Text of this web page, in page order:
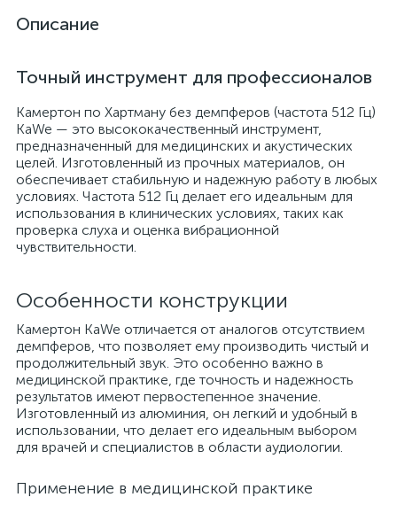
Описание
Точный инструмент для профессионалов
Камертон по Хартману без демпферов (частота 512 Гц)
KaWe — это высококачественный инструмент,
предназначенный для медицинских и акустических
целей. Изготовленный из прочных материалов, он
обеспечивает стабильную и надежную работу в любых
условиях. Частота 512 Гц делает его идеальным для
использования в клинических условиях, таких как
проверка слуха и оценка вибрационной
чувствительности.
Особенности конструкции
Камертон KaWe отличается от аналогов отсутствием
демпферов, что позволяет ему производить чистый и
продолжительный звук. Это особенно важно в
медицинской практике, где точность и надежность
результатов имеют первостепенное значение.
Изготовленный из алюминия, он легкий и удобный в
использовании, что делает его идеальным выбором
для врачей и специалистов в области аудиологии.
Применение в медицинской практике